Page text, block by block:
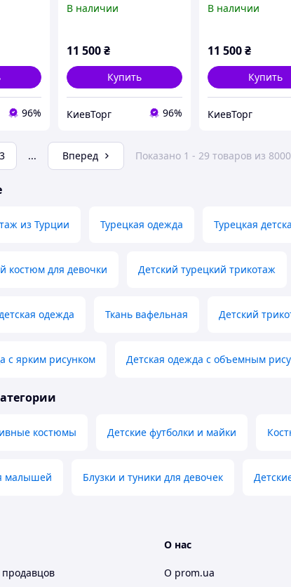
96%
полный рост для
В наличии
11 500₴
Купить
КиевТорг 96%
для магазина
В наличии
11 500₴
Купить
КиевТорг
3 ... Вперед Показано 1 - 29 товаров из
из Турции Турецкая одежда Турецкая
костюм для девочки Детский турецкий трикотаж
одежда Ткань вафельная Детский
с ярким рисунком Детская одежда с объемным
костюмы Детские футболки и майки
малышей Блузки и туники для девочек
О нас
О prom.ua